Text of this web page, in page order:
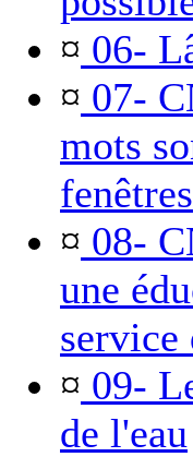
¤ 06-
¤ 07-
mots
fenêtres
¤ 08-
une
service
¤ 09-
de l'eau